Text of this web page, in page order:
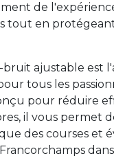
de
tout en
bruit ajustable est
tous les
pour réduire
il vous permet
des courses et